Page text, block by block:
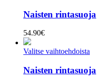
Naisten rintasuoja
54.90€
Valitse vaihtoehdoista
Naisten rintasuoja